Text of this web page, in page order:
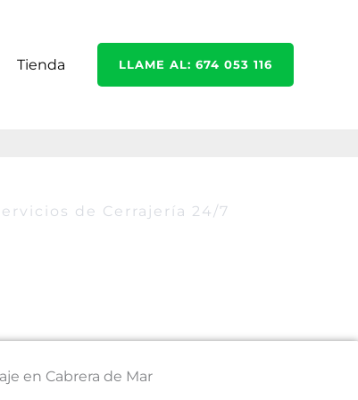
Tienda LLAME AL: 674 053 116
de Cerrajería 24/7
en Cabrera de Mar